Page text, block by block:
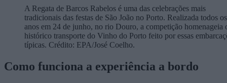
A Regata de Barcos Rabelos é uma das celebrações mais
tradicionais das festas de São João no Porto. Realizada todos os
anos em 24 de junho, no rio Douro, a competição homenageia
histórico transporte do Vinho do Porto feito por essas
típicas. Crédito: EPA/José Coelho.
Como funciona a experiência a bordo